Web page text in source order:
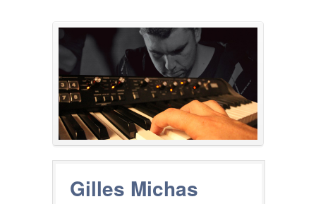
Gilles Michas